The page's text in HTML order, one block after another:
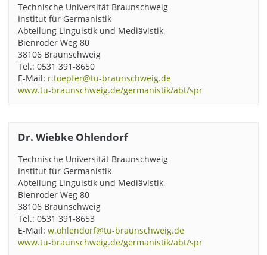
Technische Universität Braunschweig
Institut für Germanistik
Abteilung Linguistik und Mediävistik
Bienroder Weg 80
38106 Braunschweig
Tel.: 0531 391-8650
E-Mail: r.toepfer@tu-braunschweig.de
www.tu-braunschweig.de/germanistik/abt/spr
Dr. Wiebke Ohlendorf
Technische Universität Braunschweig
Institut für Germanistik
Abteilung Linguistik und Mediävistik
Bienroder Weg 80
38106 Braunschweig
Tel.: 0531 391-8653
E-Mail: w.ohlendorf@tu-braunschweig.de
www.tu-braunschweig.de/germanistik/abt/spr